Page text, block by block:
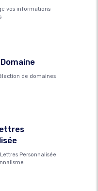
vos informations
de domaines
Personnalisée